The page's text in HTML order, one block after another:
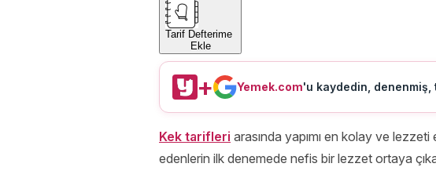
Tarif Defterime
Ekle
+ Yemek.com'u kaydedin, denenmiş,
Kek tarifleri arasında yapımı en kolay ve
edenlerin ilk denemede nefis bir lezzet ortaya